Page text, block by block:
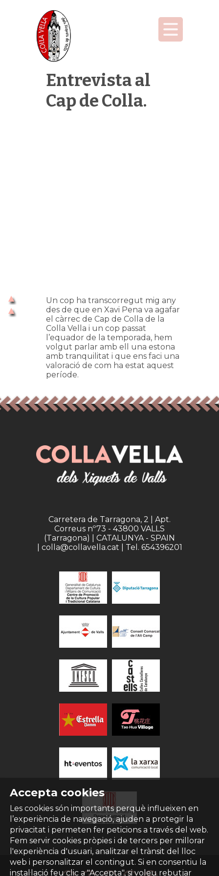
Entrevista al
Cap de Colla.
Un cop ha transcorregut mig any
des de que en Xavi Pena va agafar
el càrrec de Cap de Colla de la
Colla Vella i un cop passat
l’equador de la temporada, hem
volgut parlar amb ell una estona
amb tranquilitat i que ens faci una
valoració de com ha estat aquest
període.
Accepta cookies
Les cookies són importants perquè influeixen en
l’experiència de navegació, ajuden a protegir la
privacitat i permeten fer peticions a través del web.
Fem servir cookies pròpies i de tercers per millorar
l'experiència d'usuari, analitzar el trànsit del lloc
web i personalitzar el contingut. Si en consentiu la
instal·lació feu clic a "Accepta", si voleu rebutjar
Carretera de Tarragona, 2 | Apt.
Correus nº73 - 43800 VALLS
(Tarragona) | CATALUNYA - SPAIN
| colla@collavella.cat | Tel. 654396201